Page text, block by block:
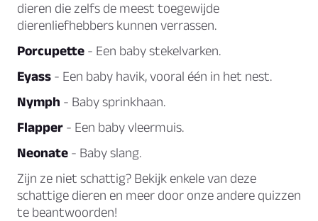
dieren die zelfs de meest toegewijde
dierenliefhebbers kunnen verrassen.
Porcupette - Een baby stekelvarken.
Eyass - Een baby havik, vooral één in het nest.
Nymph - Baby sprinkhaan.
Flapper - Een baby vleermuis.
Neonate - Baby slang.
Zijn ze niet schattig? Bekijk enkele van deze
schattige dieren en meer door onze andere quizzen
te beantwoorden!